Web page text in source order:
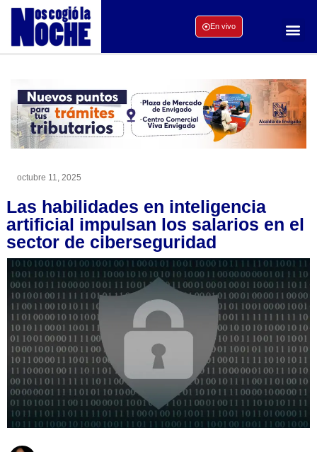
En vivo
octubre 11, 2025
Las habilidades en inteligencia
artificial impulsan los salarios en el
sector de ciberseguridad